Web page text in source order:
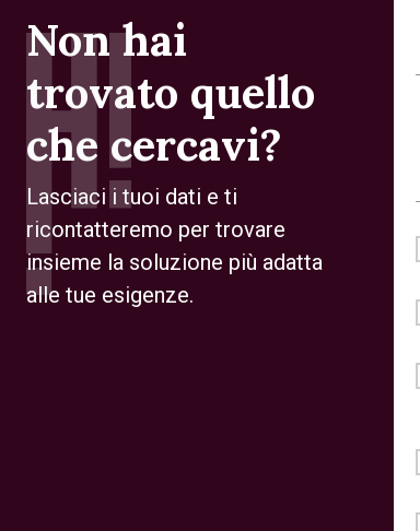
Non hai
trovato quello
che cercavi?
Lasciaci i tuoi dati e ti
ricontatteremo per trovare
insieme la soluzione più adatta
alle tue esigenze.